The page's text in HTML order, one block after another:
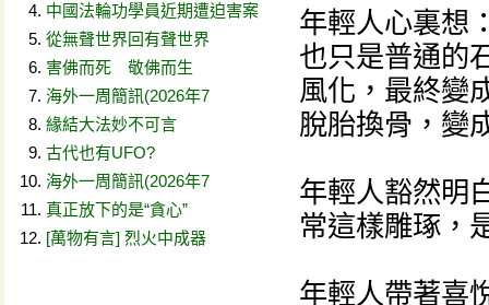
中國法輪功學員近期遭迫害案
從無聲世界回有聲世界
害佛而死 敬佛而生
海外一周簡訊(2026年7
緣結大法妙不可言
古代也有UFO?
海外一周簡訊(2026年7
真正放下的是“貪心”
[萬物有言] 烈火中成器
年輕人心裏想
也只是普通的
風化，最終變
脫胎換骨，變
年輕人豁然明
常這樣雕琢，
年輕人帶著喜